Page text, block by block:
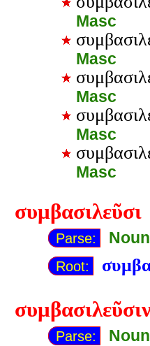
Masc
Masc
Masc
Masc
Masc
συμβασιλεῦσι
Parse:
Root:
Parse: